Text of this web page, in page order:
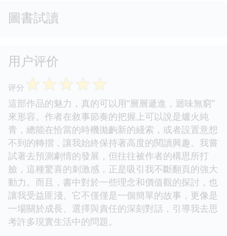
圖書試讀
用户评价
评分 ☆☆☆☆☆
這部作品的魅力，真的可以用“層層遞進，迴味無窮”
來形容。作者在敘事節奏的把握上可以說是爐火純
青，總能在恰當的時機拋齣新的綫索，或者設置意想
不到的轉摺，讓我始終保持著高度的閱讀興趣。我嘗
試著去預測劇情的發展，但往往被作者的構思所打
臉，這種驚喜的刺激感，正是吸引我不斷翻頁的強大
動力。而且，書中對於一些理念和價值觀的探討，也
讓我受益匪淺。它不僅僅是一個簡單的故事，更像是
一場關於成長、選擇與責任的深刻對話，引導我去思
考許多現實生活中的問題。